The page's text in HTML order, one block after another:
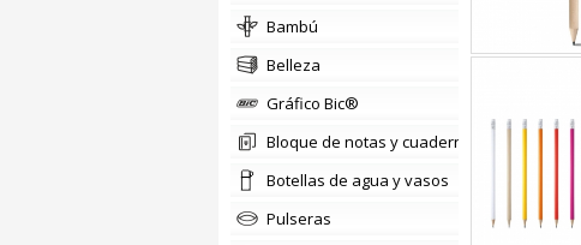
Bambú
belleza
Gráfico Bic®
Bloque de notas y cuadernos
Botellas de agua y vasos
pulseras